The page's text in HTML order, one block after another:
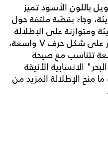
باللون الأسود تميز
وجاء بقصّة ملتفة حول
ومتوازنة على الإطلالة
وبياقة مفتوحة عند منطقة الصدر على شكل حرف V واسعة،
تتناسب مع صيحة
الانسابية الأنيقة
الإطلالة المزيد من